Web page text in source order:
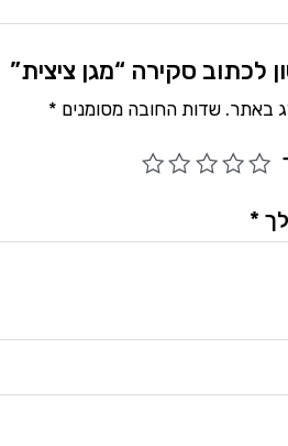
לכתוב סקירה “מגן ציצית”
באתר. שדות החובה מסומנים *
*